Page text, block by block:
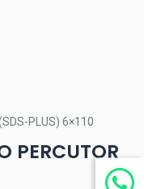
PLUS) 6×110
PERCUTOR